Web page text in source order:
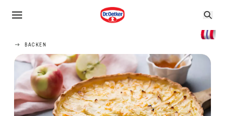
BACKEN